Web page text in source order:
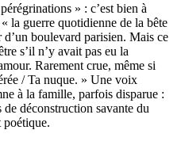
» : c’est bien à
la guerre quotidienne de la bête
boulevard parisien. Mais ce
s’il n’y avait pas eu la
Rarement crue, même si
/ Ta nuque. » Une voix
à la famille, parfois disparue :
déconstruction savante du
poétique.